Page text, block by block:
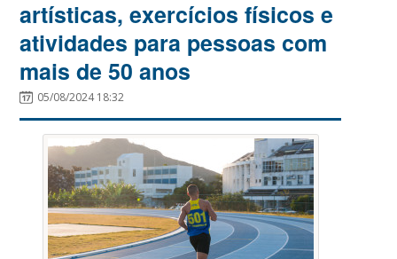
artísticas, exercícios físicos e
atividades para pessoas com
mais de 50 anos
05/08/2024 18:32